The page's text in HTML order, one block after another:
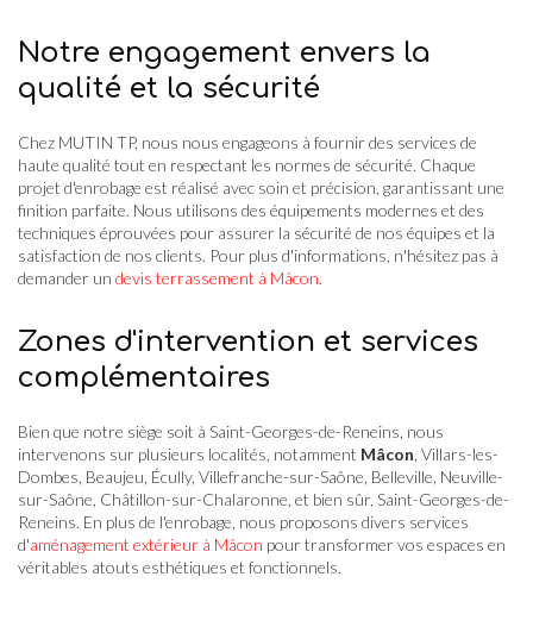
Notre engagement envers la
qualité et la sécurité
Chez MUTIN TP, nous nous engageons à fournir des services de
haute qualité tout en respectant les normes de sécurité. Chaque
projet d'enrobage est réalisé avec soin et précision, garantissant une
finition parfaite. Nous utilisons des équipements modernes et des
techniques éprouvées pour assurer la sécurité de nos équipes et la
satisfaction de nos clients. Pour plus d'informations, n'hésitez pas à
demander un devis terrassement à Mâcon.
Zones d'intervention et services
complémentaires
Bien que notre siège soit à Saint-Georges-de-Reneins, nous
intervenons sur plusieurs localités, notamment Mâcon , Villars-les-
Dombes, Beaujeu, Écully, Villefranche-sur-Saône, Belleville, Neuville-
sur-Saône, Châtillon-sur-Chalaronne, et bien sûr, Saint-Georges-de-
Reneins. En plus de l'enrobage, nous proposons divers services
d'aménagement extérieur à Mâcon pour transformer vos espaces en
véritables atouts esthétiques et fonctionnels.